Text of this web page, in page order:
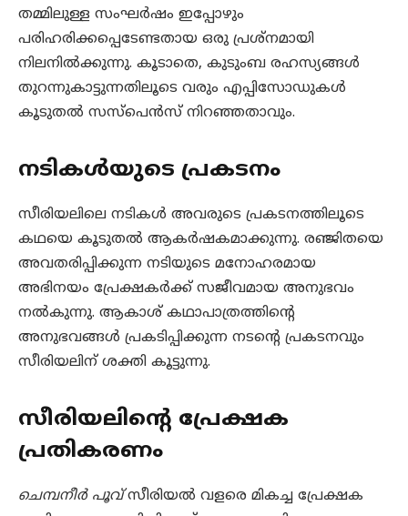
തമ്മിലുള്ള സംഘർഷം ഇപ്പോഴും
പരിഹരിക്കപ്പെടേണ്ടതായ ഒരു പ്രശ്നമായി
നിലനിൽക്കുന്നു. കൂടാതെ, കുടുംബ രഹസ്യങ്ങൾ
തുറന്നുകാട്ടുന്നതിലൂടെ വരും എപ്പിസോഡുകൾ
കൂടുതൽ സസ്പെൻസ് നിറഞ്ഞതാവും.
നടികൾയുടെ പ്രകടനം
സീരിയലിലെ നടികൾ അവരുടെ പ്രകടനത്തിലൂടെ
കഥയെ കൂടുതല്‍ ആകർഷകമാക്കുന്നു. രഞ്ജിതയെ
അവതരിപ്പിക്കുന്ന നടിയുടെ മനോഹരമായ
അഭിനയം പ്രേക്ഷകർക്ക് സജീവമായ അനുഭവം
നൽകുന്നു. ആകാശ് കഥാപാത്രത്തിന്റെ
അനുഭവങ്ങൾ പ്രകടിപ്പിക്കുന്ന നടന്‍റെ പ്രകടനവും
സീരിയലിന് ശക്തി കൂട്ടുന്നു.
സീരിയലിന്റെ പ്രേക്ഷക
പ്രതികരണം
ചെമ്പനീർ പൂവ്സീരിയൽ വളരെ മികച്ച പ്രേക്ഷക